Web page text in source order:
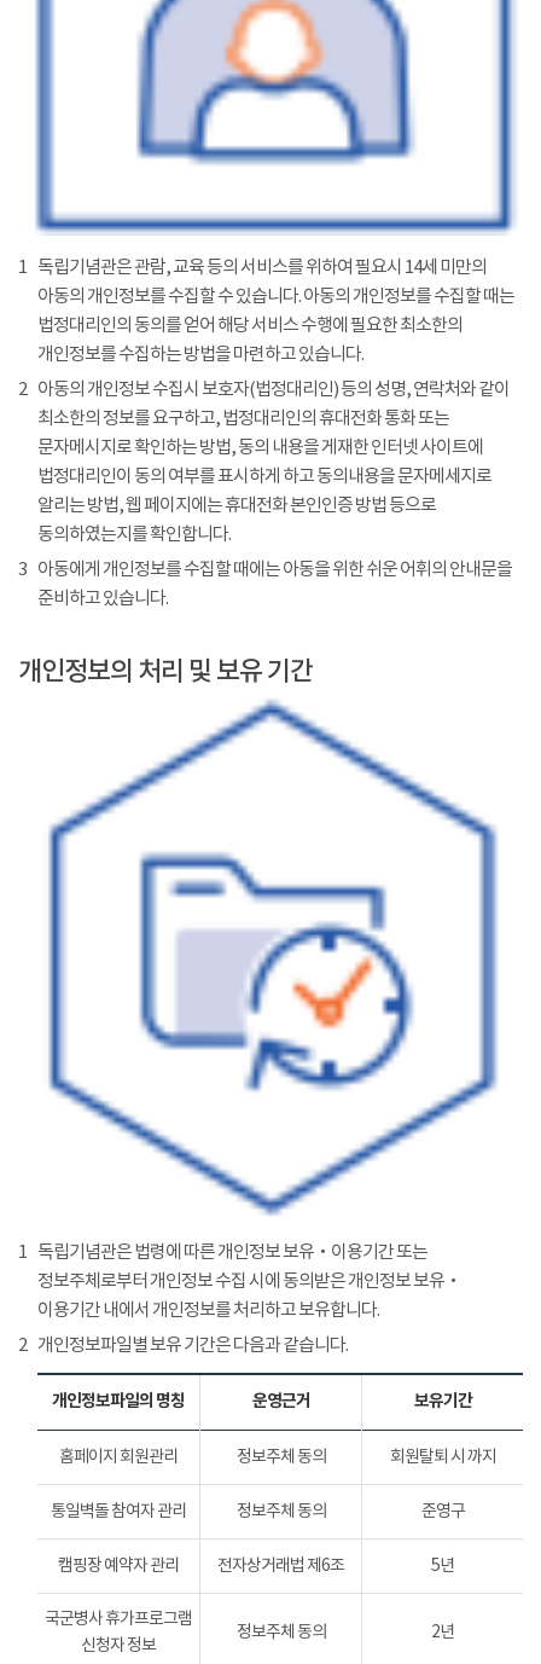
1 독립기념관은 관람, 교육 등의 서비스를 위하여 필요시 14세 미만의
아동의 개인정보를 수집할 수 있습니다. 아동의 개인정보를 수집할 때는
법정대리인의 동의를 얻어 해당 서비스 수행에 필요한 최소한의
개인정보를 수집하는 방법을 마련하고 있습니다.
2 아동의 개인정보 수집시 보호자(법정대리인) 등의 성명, 연락처와 같이
최소한의 정보를 요구하고, 법정대리인의 휴대전화 통화 또는
문자메시지로 확인하는 방법, 동의 내용을 게재한 인터넷 사이트에
법정대리인이 동의 여부를 표시하게 하고 동의내용을 문자메세지로
알리는 방법, 웹 페이지에는 휴대전화 본인인증 방법 등으로
동의하였는지를 확인합니다.
3 아동에게 개인정보를 수집할 때에는 아동을 위한 쉬운 어휘의 안내문을
준비하고 있습니다.
개인정보의 처리 및 보유 기간
1 독립기념관은 법령에 따른 개인정보 보유‧이용기간 또는
정보주체로부터 개인정보 수집 시에 동의받은 개인정보 보유‧
이용기간 내에서 개인정보를 처리하고 보유합니다.
2 개인정보파일별 보유 기간은 다음과 같습니다.
개인정보파일의 명칭 운영근거 보유기간
홈페이지 회원관리 정보주체 동의 회원탈퇴 시 까지
통일벽돌 참여자 관리 정보주체 동의 준영구
캠핑장 예약자 관리 전자상거래법 제6조 5년
국군병사 휴가프로그램
신청자 정보
정보주체 동의 2년